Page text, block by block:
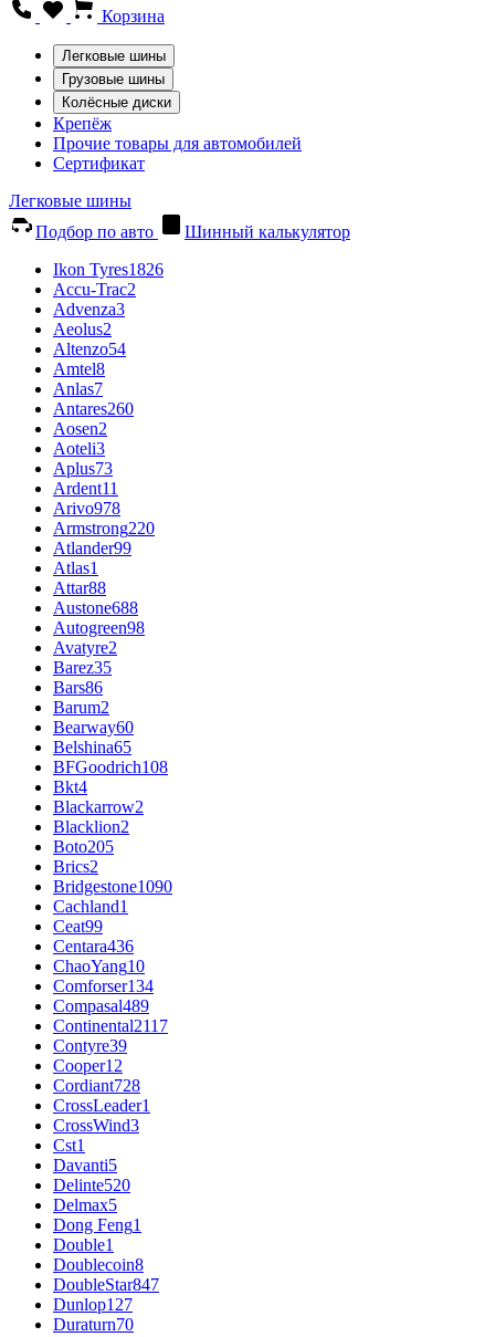
Корзина
Легковые шины
Грузовые шины
Колёсные диски
Крепёж
Прочие товары для автомобилей
Сертификат
Легковые шины
Подбор по авто
Шинный калькулятор
Ikon Tyres1826
Accu-Trac2
Advenza3
Aeolus2
Altenzo54
Amtel8
Anlas7
Antares260
Aosen2
Aoteli3
Aplus73
Ardent11
Arivo978
Armstrong220
Atlander99
Atlas1
Attar88
Austone688
Autogreen98
Avatyre2
Barez35
Bars86
Barum2
Bearway60
Belshina65
BFGoodrich108
Bkt4
Blackarrow2
Blacklion2
Boto205
Brics2
Bridgestone1090
Cachland1
Ceat99
Centara436
ChaoYang10
Comforser134
Compasal489
Continental2117
Contyre39
Cooper12
Cordiant728
CrossLeader1
CrossWind3
Cst1
Davanti5
Delinte520
Delmax5
Dong Feng1
Double1
Doublecoin8
DoubleStar847
Dunlop127
Duraturn70